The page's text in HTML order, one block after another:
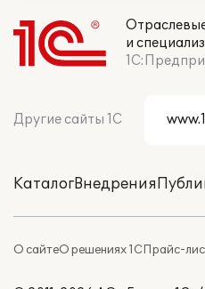
и
Другие сайты 1С
КаталогВнедрения
О сайтеО решениях 1СПрайс-